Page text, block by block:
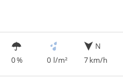
0 % 0 l/m²
N
7 km/h